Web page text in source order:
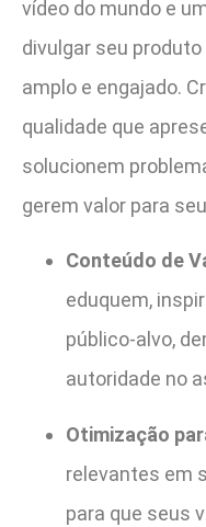
vídeo do mundo e
divulgar seu
amplo e engajado.
qualidade que
solucionem
gerem valor para
Conteúdo de
eduquem,
público-alvo,
autoridade no
Otimização
relevantes em
para que seus